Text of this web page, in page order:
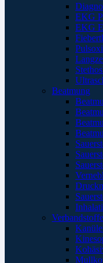
EKG
EKG
Beatmung
Verbandstoffe